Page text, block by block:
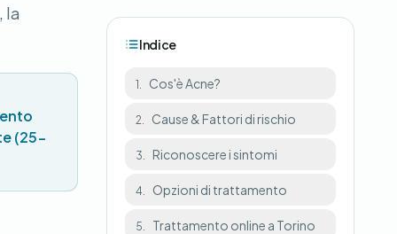
la
(25-
Indice
1. Cos'è Acne?
2. Cause & Fattori di rischio
3. Riconoscere i sintomi
4. Opzioni di trattamento
5. Trattamento online a Torino